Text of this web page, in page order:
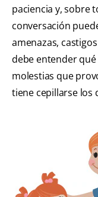
paciencia y, sobre
conversación
amenazas,
debe entender qué
molestias que
tiene cepillarse los